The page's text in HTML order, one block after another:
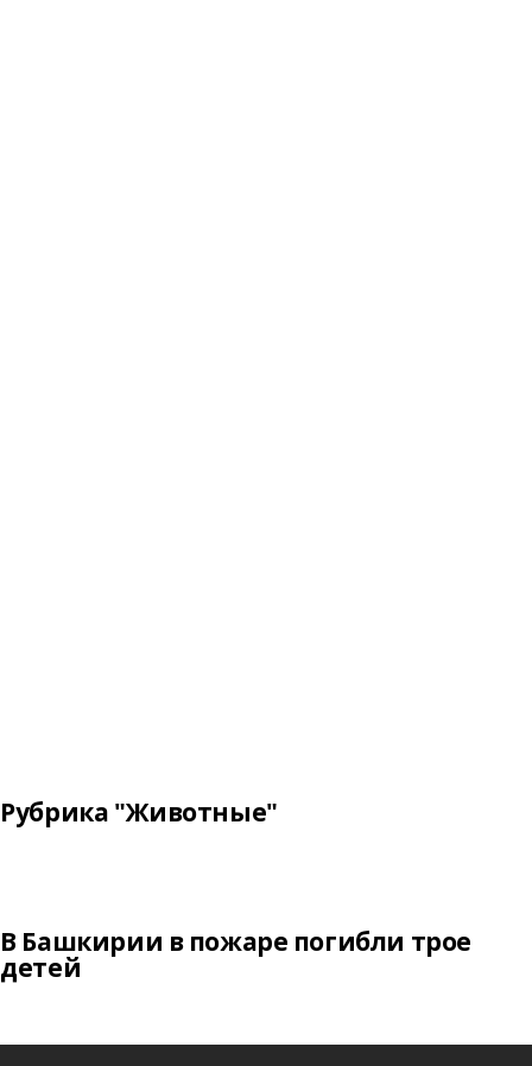
Рубрика "Животные"
В Башкирии в пожаре погибли трое
детей